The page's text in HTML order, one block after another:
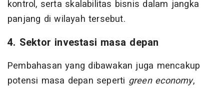
kontrol, serta skalabilitas bisnis dalam jangka
panjang di wilayah tersebut.
4. Sektor investasi masa depan
Pembahasan yang dibawakan juga mencakup
potensi masa depan seperti green economy,